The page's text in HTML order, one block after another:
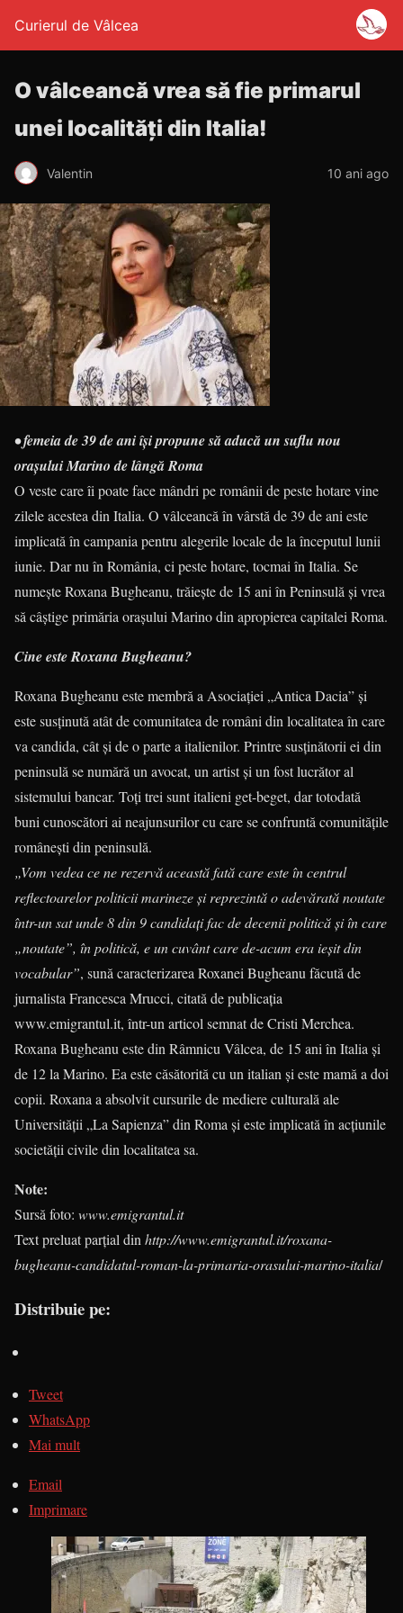
Curierul de Vâlcea
O vâlceancă vrea să fie primarul
unei localități din Italia!
Valentin 10 ani ago
• femeia de 39 de ani își propune să aducă un suflu nou
orașului Marino de lângă Roma
O veste care îi poate face mândri pe românii de peste hotare vine
zilele acestea din Italia. O vâlceancă în vârstă de 39 de ani este
implicată în campania pentru alegerile locale de la începutul lunii
iunie. Dar nu în România, ci peste hotare, tocmai în Italia. Se
numește Roxana Bugheanu, trăiește de 15 ani în Peninsulă și vrea
să câștige primăria orașului Marino din apropierea capitalei Roma.
Cine este Roxana Bugheanu?
Roxana Bugheanu este membră a Asociației „Antica Dacia” și
este susținută atât de comunitatea de români din localitatea în care
va candida, cât și de o parte a italienilor. Printre susținătorii ei din
peninsulă se numără un avocat, un artist și un fost lucrător al
sistemului bancar. Toți trei sunt italieni get-beget, dar totodată
buni cunoscători ai neajunsurilor cu care se confruntă comunitățile
românești din peninsulă.
„Vom vedea ce ne rezervă această fată care este în centrul
reflectoarelor politicii marineze și reprezintă o adevărată noutate
într-un sat unde 8 din 9 candidați fac de decenii politică și în care
„noutate”, în politică, e un cuvânt care de-acum era ieșit din
vocabular”, sună caracterizarea Roxanei Bugheanu făcută de
jurnalista Francesca Mrucci, citată de publicația
www.emigrantul.it, într-un articol semnat de Cristi Merchea.
Roxana Bugheanu este din Râmnicu Vâlcea, de 15 ani în Italia și
de 12 la Marino. Ea este căsătorită cu un italian și este mamă a doi
copii. Roxana a absolvit cursurile de mediere culturală ale
Universității „La Sapienza” din Roma și este implicată în acțiunile
societății civile din localitatea sa.
Note:
Sursă foto: www.emigrantul.it
Text preluat parțial din http://www.emigrantul.it/roxana-
bugheanu-candidatul-roman-la-primaria-orasului-marino-italia/
Distribuie pe:
Tweet
WhatsApp
Mai mult
Email
Imprimare